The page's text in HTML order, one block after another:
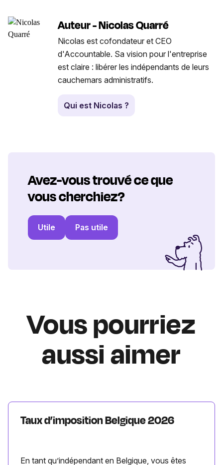
Auteur - Nicolas Quarré
Nicolas est cofondateur et CEO
d'Accountable. Sa vision pour l'entreprise
est claire : libérer les indépendants de leurs
cauchemars administratifs.
Qui est Nicolas ?
Avez-vous trouvé ce que
vous cherchiez?
Utile Pas utile
Vous pourriez
aussi aimer
Taux d’imposition Belgique 2026
En tant qu’indépendant en Belgique, vous êtes